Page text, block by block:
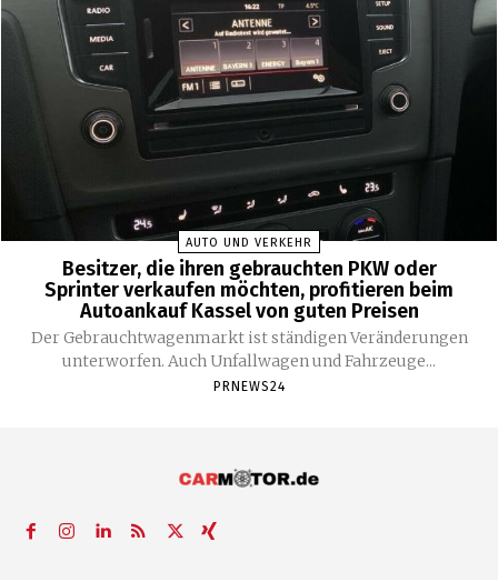
AUTO UND VERKEHR
Besitzer, die ihren gebrauchten PKW oder
Sprinter verkaufen möchten, profitieren beim
Autoankauf Kassel von guten Preisen
Der Gebrauchtwagenmarkt ist ständigen Veränderungen
unterworfen. Auch Unfallwagen und Fahrzeuge...
PRNEWS24